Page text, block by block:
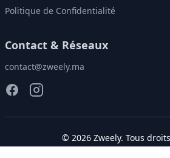
Politique de Confidentialité
Contact & Réseaux
contact@zweely.ma
© 2026 Zweely. Tous